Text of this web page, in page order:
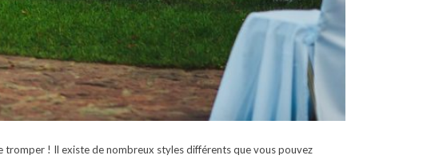
tromper ! Il existe de nombreux styles différents que vous pouvez